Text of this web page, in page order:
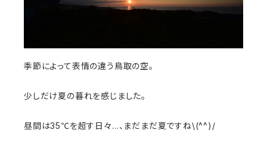
季節によって表情の違う鳥取の空。
少しだけ夏の暮れを感じました。
昼間は35℃を超す日々…、まだまだ夏ですね\(^^)/